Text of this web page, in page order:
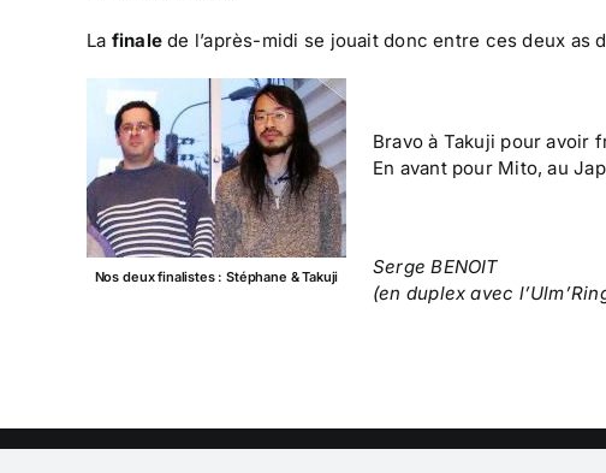
La finale de l’après-midi se jouait donc entre ces deux as
Nos deux finalistes : Stéphane & Takuji
Bravo à Takuji pour avoir
En avant pour Mito, au
Serge BENOIT
(en duplex avec